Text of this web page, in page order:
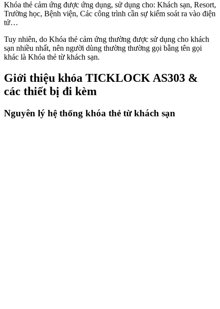
Khóa thẻ cảm ứng được ứng dụng, sử dụng cho: Khách sạn, Resort,
Trường học, Bệnh viện, Các công trình cần sự kiểm soát ra vào điện
tử…
Tuy nhiên, do Khóa thẻ cảm ứng thường được sử dụng cho khách
sạn nhiều nhất, nên người dùng thường thường gọi bằng tên gọi
khác là Khóa thẻ từ khách sạn.
Giới thiệu khóa TICKLOCK AS303 &
các thiết bị đi kèm
Nguyên lý hệ thống khóa thẻ từ khách sạn